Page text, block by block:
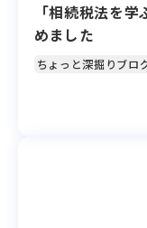
「相続税法を
めました
ちょっと深掘りブロ